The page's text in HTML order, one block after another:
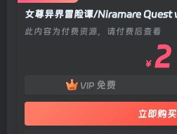
此内容为付费资源，请付费后查看
￥ 2
VIP 免费
立即购买